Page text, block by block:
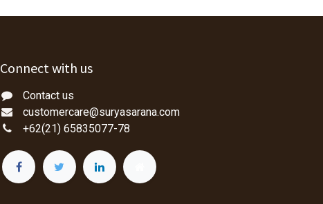
Connect with us
Contact us
customercare@suryasarana.com
+62(21) 65835077-78